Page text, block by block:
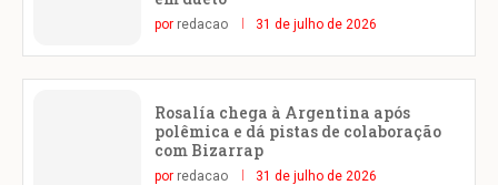
por redacao 31 de julho de 2026
Rosalía chega à Argentina após
polêmica e dá pistas de colaboração
com Bizarrap
por redacao 31 de julho de 2026